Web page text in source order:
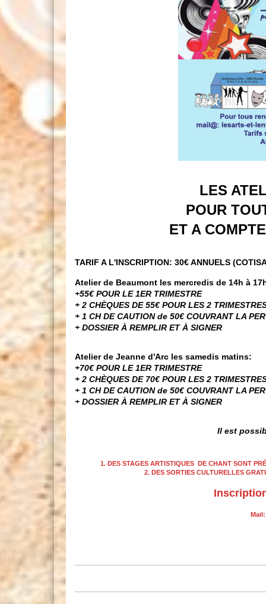
LES
POUR
ET A
TARIF A L'INSCRIPTION: 30€ ANNUELS
Atelier deBeaumont les mercredis de 14h à
+55€ POUR LE 1ER TRIMESTRE
+ 2 CHÈQUES DE 55€ POUR LES 2
+ 1 CH DE CAUTION de 50€ COUVRANT LA
+ DOSSIER À REMPLIR ET À SIGNER
Atelier deJeanne d'Arc les samedis matins:
+70€ POUR LE 1ER TRIMESTRE
+ 2 CHÈQUES DE 70€ POUR LES 2
+ 1 CH DE CAUTION de 50€ COUVRANT LA
+ DOSSIER À REMPLIR ET À SIGNER
Il est
1. DES STAGES ARTISTIQUES DE CHANT SONT
2. DES SORTIES CULTURELLES